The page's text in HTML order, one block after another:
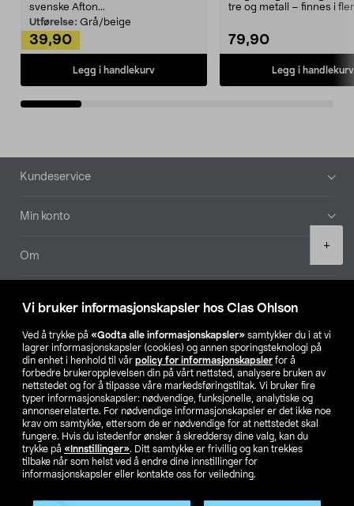
Vi bruker informasjonskapsler hos Clas Ohlson
Ved å trykke på «Godta alle informasjonskapsler» samtykker du i at vi
lagrer informasjonskapsler (cookies) og annen sporingsteknologi på
din enhet i henhold til vår policy for informasjonskapsler for å
forbedre brukeropplevelsen din på vårt nettsted, analysere bruken av
nettstedet og for å tilpasse våre markedsføringstiltak. Vi bruker fire
typer informasjonskapsler: nødvendige, funksjonelle, analytiske og
annonserelaterte. For nødvendige informasjonskapsler er det ikke noe
krav om samtykke, ettersom de er nødvendige for at nettstedet skal
fungere. Hvis du istedenfor ønsker å skreddersy dine valg, kan du
trykke på «Innstillinger». Ditt samtykke er frivillig og kan trekkes
tilbake når som helst ved å endre dine innstillinger for
informasjonskapsler eller kontakte oss for veiledning.
+
svenske Afton...
Utførelse: Grå/beige
39,90
Legg i handlekurv
tre og metall – finnes i
79,90
Legg i handlekurv
Bunntekst
Kundeservice
Min konto
Om
Våre selskaper
Finn din butikk
SE NO FI